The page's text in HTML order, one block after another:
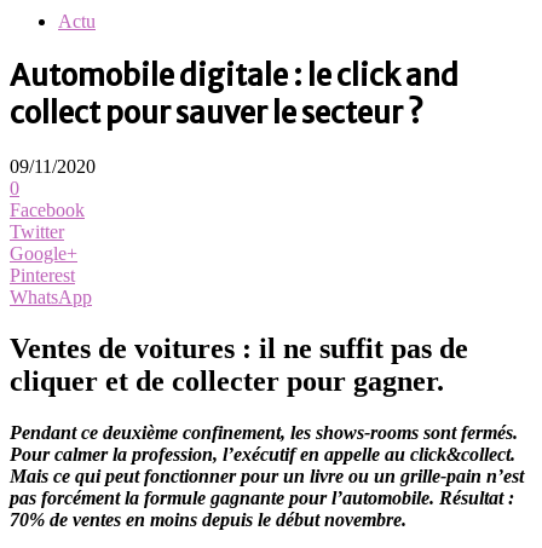
Actu
Automobile digitale : le click and
collect pour sauver le secteur ?
09/11/2020
0
Facebook
Twitter
Google+
Pinterest
WhatsApp
Ventes de voitures : il ne suffit pas de
cliquer et de collecter pour gagner.
Pendant ce deuxième confinement, les shows-rooms sont fermés.
Pour calmer la profession, l’exécutif en appelle au click&collect.
Mais ce qui peut fonctionner pour un livre ou un grille-pain n’est
pas forcément la formule gagnante pour l’automobile. Résultat :
70% de ventes en moins depuis le début novembre.